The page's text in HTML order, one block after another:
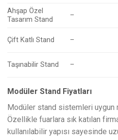
Ahşap Özel
Tasarım Stand
–
Çift Katlı Stand –
Taşınabilir Stand –
Modüler Stand Fiyatları
Modüler stand sistemleri uygun
Özellikle fuarlara sık katılan
kullanılabilir yapısı sayesinde